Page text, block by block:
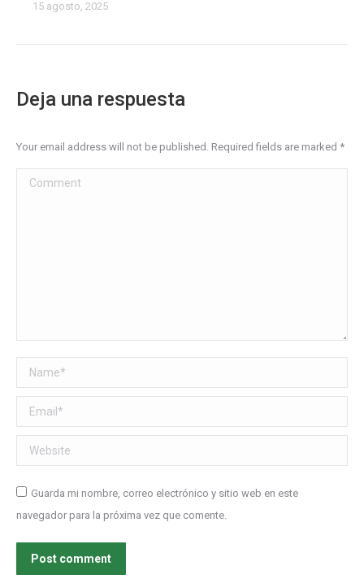
15 agosto, 2025
Deja una respuesta
Your email address will not be published. Required fields are marked *
Comment
Name *
Email *
Website
Guarda mi nombre, correo electrónico y sitio web en este
navegador para la próxima vez que comente.
Post comment